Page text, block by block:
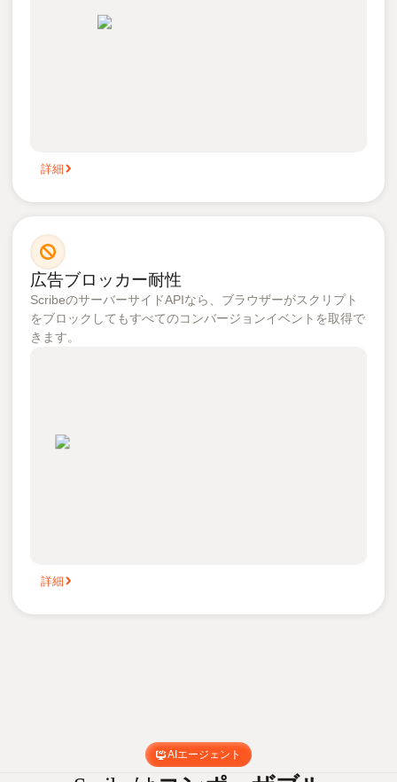
詳細
広告ブロッカー耐性
ScribeのサーバーサイドAPIなら、ブラウザーがスクリプト
をブロックしてもすべてのコンバージョンイベントを取得で
きます。
詳細
AIエージェント